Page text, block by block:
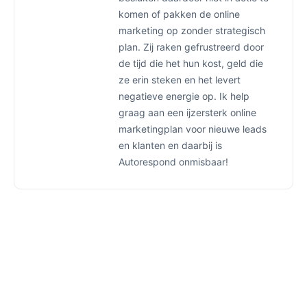
komen of pakken de online
marketing op zonder strategisch
plan. Zij raken gefrustreerd door
de tijd die het hun kost, geld die
ze erin steken en het levert
negatieve energie op. Ik help
graag aan een ijzersterk online
marketingplan voor nieuwe leads
en klanten en daarbij is
Autorespond onmisbaar!